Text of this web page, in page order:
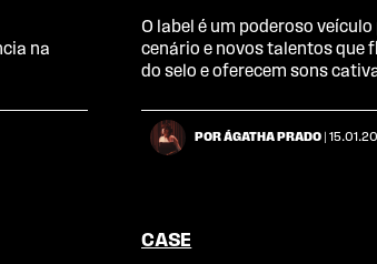
na
O label é um poderoso
cenário e novos talentos que
do selo e oferecem sons
POR ÁGATHA PRADO |
CASE